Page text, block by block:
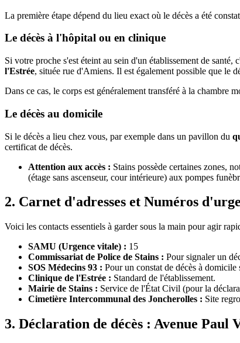
La première étape dépend du lieu exact où le décès a été
Le décès à l'hôpital ou en clinique
Si votre proche s'est éteint au sein d'un établissement de
l'Estrée, située rue d'Amiens. Il est également possible que le
Dans ce cas, le corps est généralement transféré à la chambre
Le décès au domicile
Si le décès a lieu chez vous, par exemple dans un pavillon du
certificat de décès.
Attention aux accès : Stains possède certaines zones,
(étage sans ascenseur, cour intérieure) aux pompes
2. Carnet d'adresses et Numéros
Voici les contacts essentiels à garder sous la main pour agir
SAMU (Urgence vitale) : 15
Commissariat de Police de Stains : Pour signaler un
SOS Médecins 93 : Pour un constat de décès à
Clinique de l'Estrée : Standard de l'établissement.
Mairie de Stains : Service de l'État Civil (pour la
Cimetière Intercommunal des Joncherolles : Site
3. Déclaration de décès : Avenue